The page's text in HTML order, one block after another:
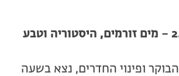
יום חמישי, 2.4 – מים זורמים, היסטוריה וטבע
ופינוי החדרים, נצא בשעה